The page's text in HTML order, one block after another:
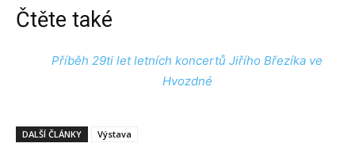
Čtěte také
Příběh 29ti let letních koncertů Jiřího Březíka ve
Hvozdné
DALŠÍ ČLÁNKY Výstava